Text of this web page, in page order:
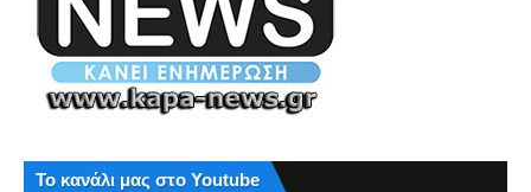
Το κανάλι μας στο Youtube